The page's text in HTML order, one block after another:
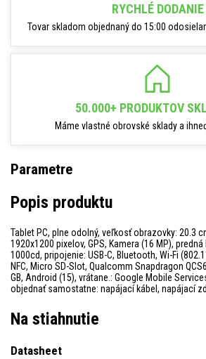
RYCHLÉ DODANIE
Tovar skladom objednaný do 15:00
50.000+ PRODUKTOV
Máme vlastné obrovské sklady a
Parametre
Popis produktu
Tablet PC, plne odolný, veľkosť obrazovky: 20.3
1920x1200 pixelov, GPS, Kamera (16 MP),
1000cd, pripojenie: USB-C, Bluetooth, Wi-Fi
NFC, Micro SD-Slot, Qualcomm Snapdragon
GB, Android (15), vrátane.: Google Mobile
objednať samostatne: napájací kábel, napájací
Na stiahnutie
Datasheet